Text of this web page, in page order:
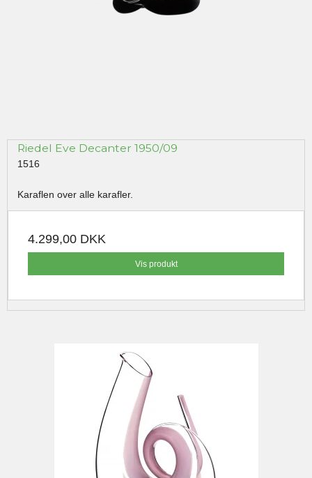
Riedel Eve Decanter 1950/09
1516
Karaflen over alle karafler.
4.299,00 DKK
Vis produkt